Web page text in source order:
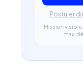
Postuler
Mission
max,